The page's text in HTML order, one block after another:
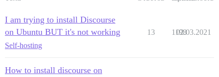
I am trying to install Discourse
on Ubuntu BUT it's not working
Self-hosting
13 1198
02.03.2021
How to install discourse on